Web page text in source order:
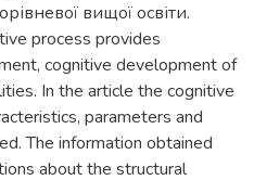
вищої освіти.
process provides
cognitive development of
In the article the cognitive
parameters and
The information obtained
about the structural